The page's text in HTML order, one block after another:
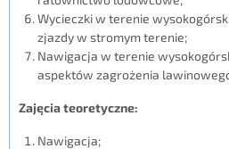
Wycieczki w terenie
zjazdy w stromym terenie;
Nawigacja w terenie
aspektów zagrożenia
Zajęcia teoretyczne:
Nawigacja;